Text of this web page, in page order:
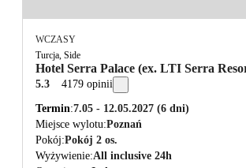
WCZASY
Turcja, Side
Hotel Serra Palace (ex. LTI Serra
5.3 4179 opinii
Termin 7.05 - 12.05.2027 (6 dni)
Miejsce wylotu Poznań
Pokój Pokój 2 os.
Wyżywienie All inclusive 24h